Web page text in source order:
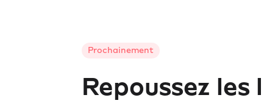
Prochainement
Repoussez les